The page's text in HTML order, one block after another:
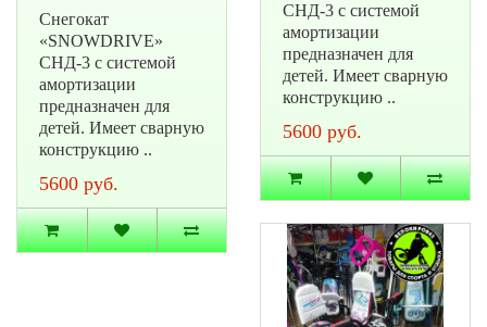
Снегокат
«SNOWDRIVE»
СНД-3 с системой
амортизации
предназначен для
детей. Имеет сварную
конструкцию ..
5600 руб.
СНД-3 с системой
амортизации
предназначен для
детей. Имеет сварную
конструкцию ..
5600 руб.